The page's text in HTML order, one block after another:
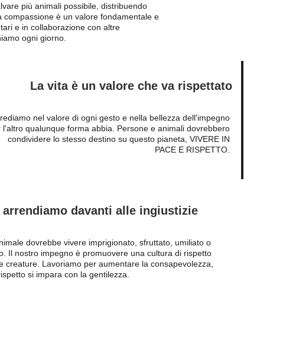
più animali possibile, distribuendo
compassione è un valore fondamentale e
e in collaborazione con altre
ogni giorno.
La vita è un valore che va rispettato
nel valore di ogni gesto e nella bellezza dell'impegno
l'altro qualunque forma abbia. Persone e animali dovrebbero
condividere lo stesso destino su questo pianeta, VIVERE IN
PACE E RISPETTO.
arrendiamo davanti alle ingiustizie
dovrebbe vivere imprigionato, sfruttato, umiliato o
Il nostro impegno è promuovere una cultura di rispetto
creature. Lavoriamo per aumentare la consapevolezza,
si impara con la gentilezza.